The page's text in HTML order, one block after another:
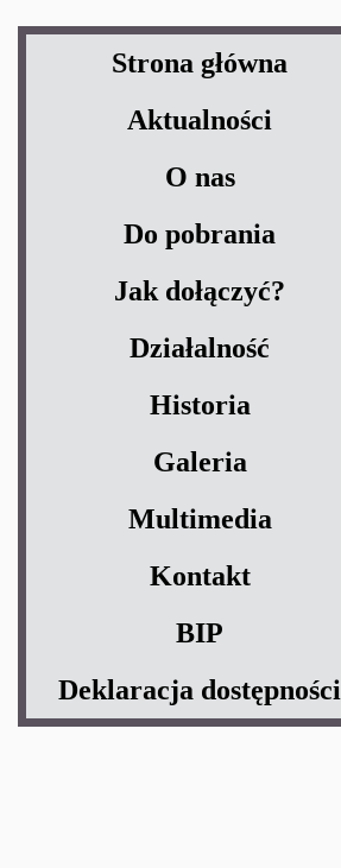
Strona główna
Aktualności
O nas
Do pobrania
Jak dołączyć?
Działalność
Historia
Galeria
Multimedia
Kontakt
BIP
Deklaracja dostępności